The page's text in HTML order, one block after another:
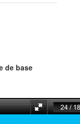
de base